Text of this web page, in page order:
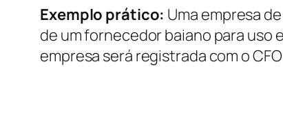
Exemplo prático: Uma empresa
de um fornecedor baiano para uso
empresa será registrada com o